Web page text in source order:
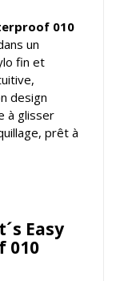
010
un
fin et
design
à glisser
prêt à
Easy
010